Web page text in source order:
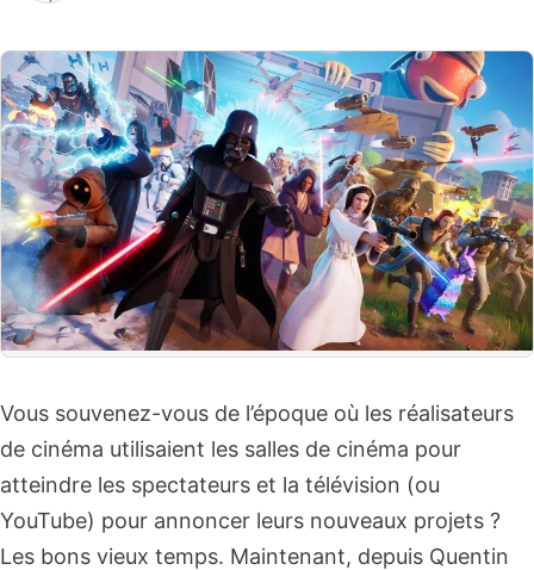
Vous souvenez-vous de l’époque où les réalisateurs
de cinéma utilisaient les salles de cinéma pour
atteindre les spectateurs et la télévision (ou
YouTube) pour annoncer leurs nouveaux projets ?
Les bons vieux temps. Maintenant, depuis Quentin